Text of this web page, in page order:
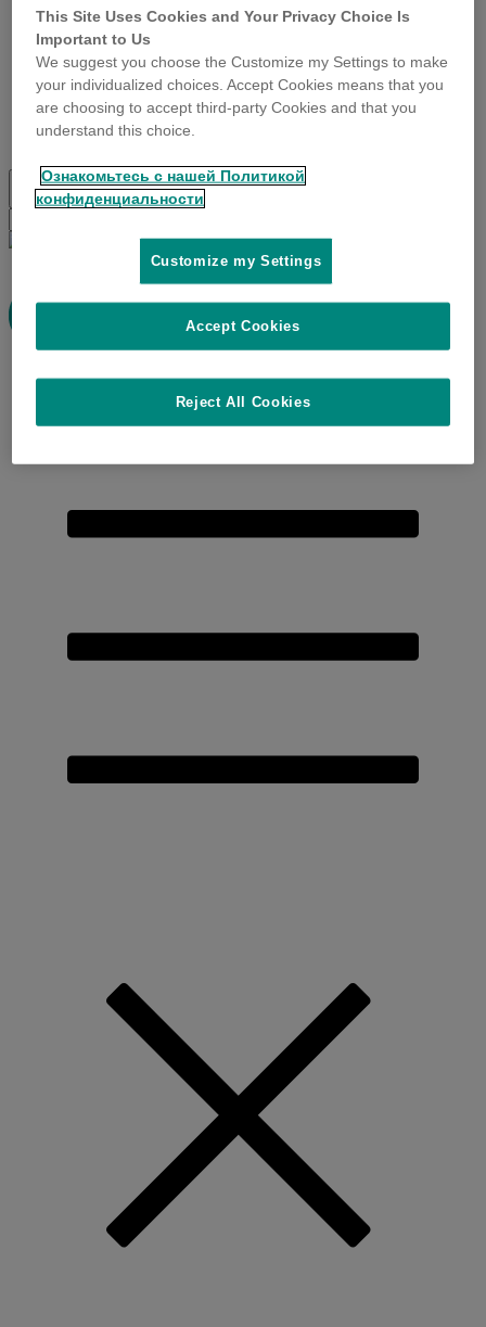
🗨️ CONTACT
🛒 MA BOUTIQUE ET MON PROFIL
🔓 Se connecter
🔓 Se déconnecter
Toggle
search
for:
search
This Site Uses Cookies and Your Privacy Choice Is
Important to Us
We suggest you choose the Customize my Settings to make
your individualized choices. Accept Cookies means that you
are choosing to accept third-party Cookies and that you
understand this choice.
Ознакомьтесь с нашей Политикой
конфиденциальности
Customize my Settings
Reject All Cookies
Accept Cookies